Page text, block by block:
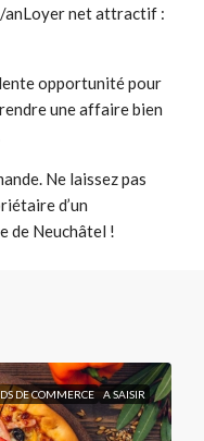
anLoyer net attractif :
opportunité pour
une affaire bien
Ne laissez pas
d’un
de Neuchâtel !
DE COMMERCE A SAISIR